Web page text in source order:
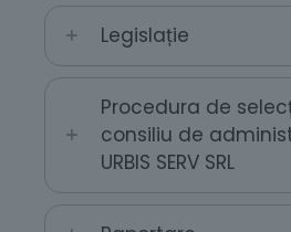
Legislație
Procedura de
consiliu de
URBIS SERV SRL